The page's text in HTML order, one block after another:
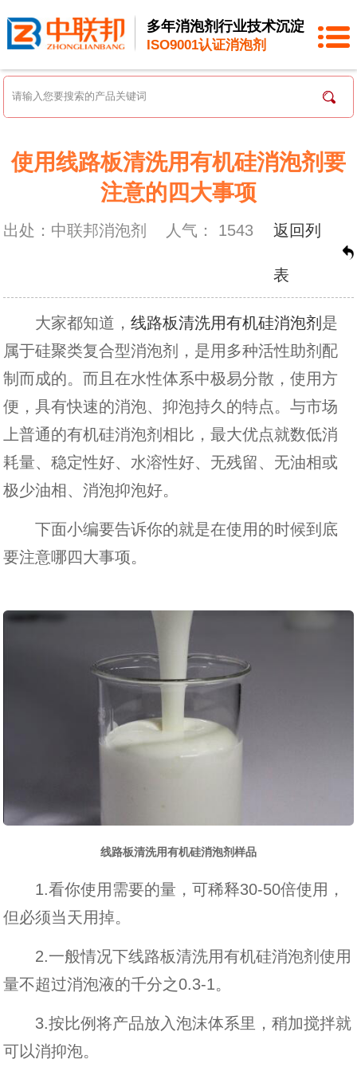
多年消泡剂行业技术沉淀
ISO9001认证消泡剂
使用线路板清洗用有机硅消泡剂要
注意的四大事项
出处：中联邦消泡剂 人气： 1543 返回列
表
大家都知道，线路板清洗用有机硅消泡剂 是
属于硅聚类复合型消泡剂，是用多种活性助剂配
制而成的。而且在水性体系中极易分散，使用方
便，具有快速的消泡、抑泡持久的特点。与市场
上普通的有机硅消泡剂相比，最大优点就数低消
耗量、稳定性好、水溶性好、无残留、无油相或
极少油相、消泡抑泡好。
下面小编要告诉你的就是在使用的时候到底
要注意哪四大事项。
线路板清洗用有机硅消泡剂样品
1.看你使用需要的量，可稀释30-50倍使用，
但必须当天用掉。
2.一般情况下线路板清洗用有机硅消泡剂使用
量不超过消泡液的千分之0.3-1。
3.按比例将产品放入泡沫体系里，稍加搅拌就
可以消抑泡。